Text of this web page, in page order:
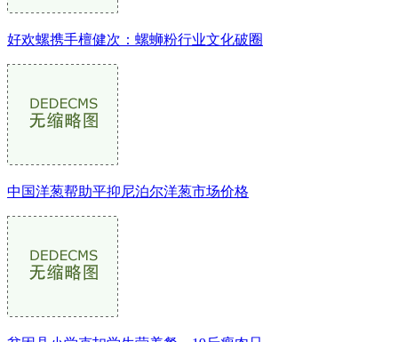
好欢螺携手檀健次：螺蛳粉行业文化破圈
中国洋葱帮助平抑尼泊尔洋葱市场价格